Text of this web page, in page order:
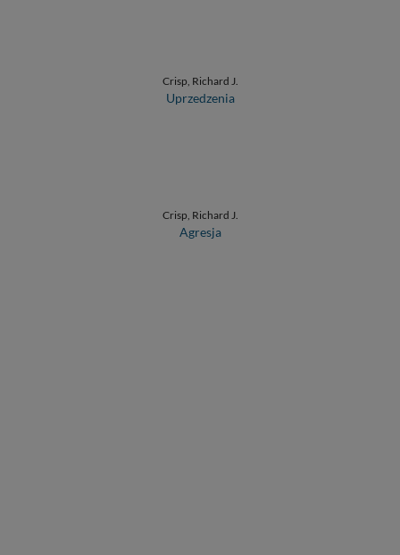
Crisp, Richard J.
Uprzedzenia
Crisp, Richard J.
Agresja